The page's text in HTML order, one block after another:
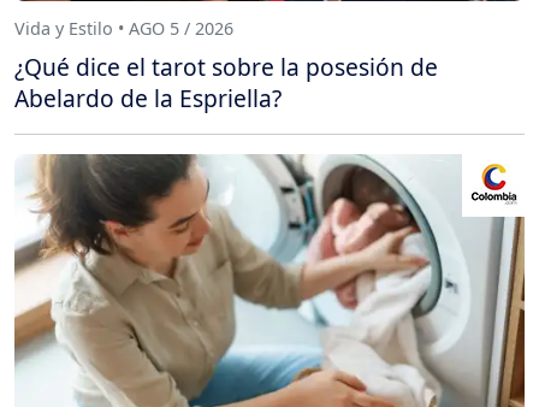
Vida y Estilo • AGO 5 / 2026
¿Qué dice el tarot sobre la posesión de
Abelardo de la Espriella?